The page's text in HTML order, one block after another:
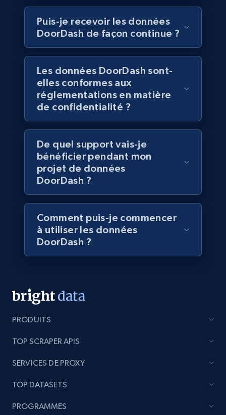
Specifications, Image urls, Top reviews, and
more.
eCommerce
5.6K+ 875+
TikTok Shop
URL, Title, Available, Description, Currency, Initial
price, Final price, Discount percent, and more.
eCommerce
5.4K+ 667+ Buy Now
name, Certifications, Profile location, Profile
connections, and more.
5.3K+ 384+
YouTube - Channels
Puis-je recevoir les données
DoorDash de façon continue ?
Les données DoorDash sont-
elles conformes aux
réglementations en matière
de confidentialité ?
De quel support vais-je
bénéficier pendant mon
projet de données
DoorDash ?
Comment puis-je commencer
à utiliser les données
DoorDash ?
PRODUITS
TOP SCRAPER APIS
SERVICES DE PROXY
TOP DATASETS
PROGRAMMES